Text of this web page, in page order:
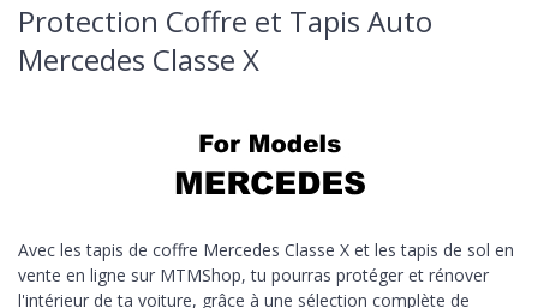
Protection Coffre et Tapis Auto
Mercedes Classe X
Avec les tapis de coffre Mercedes Classe X et les tapis de sol en
vente en ligne sur MTMShop, tu pourras protéger et rénover
l'intérieur de ta voiture, grâce à une sélection complète de